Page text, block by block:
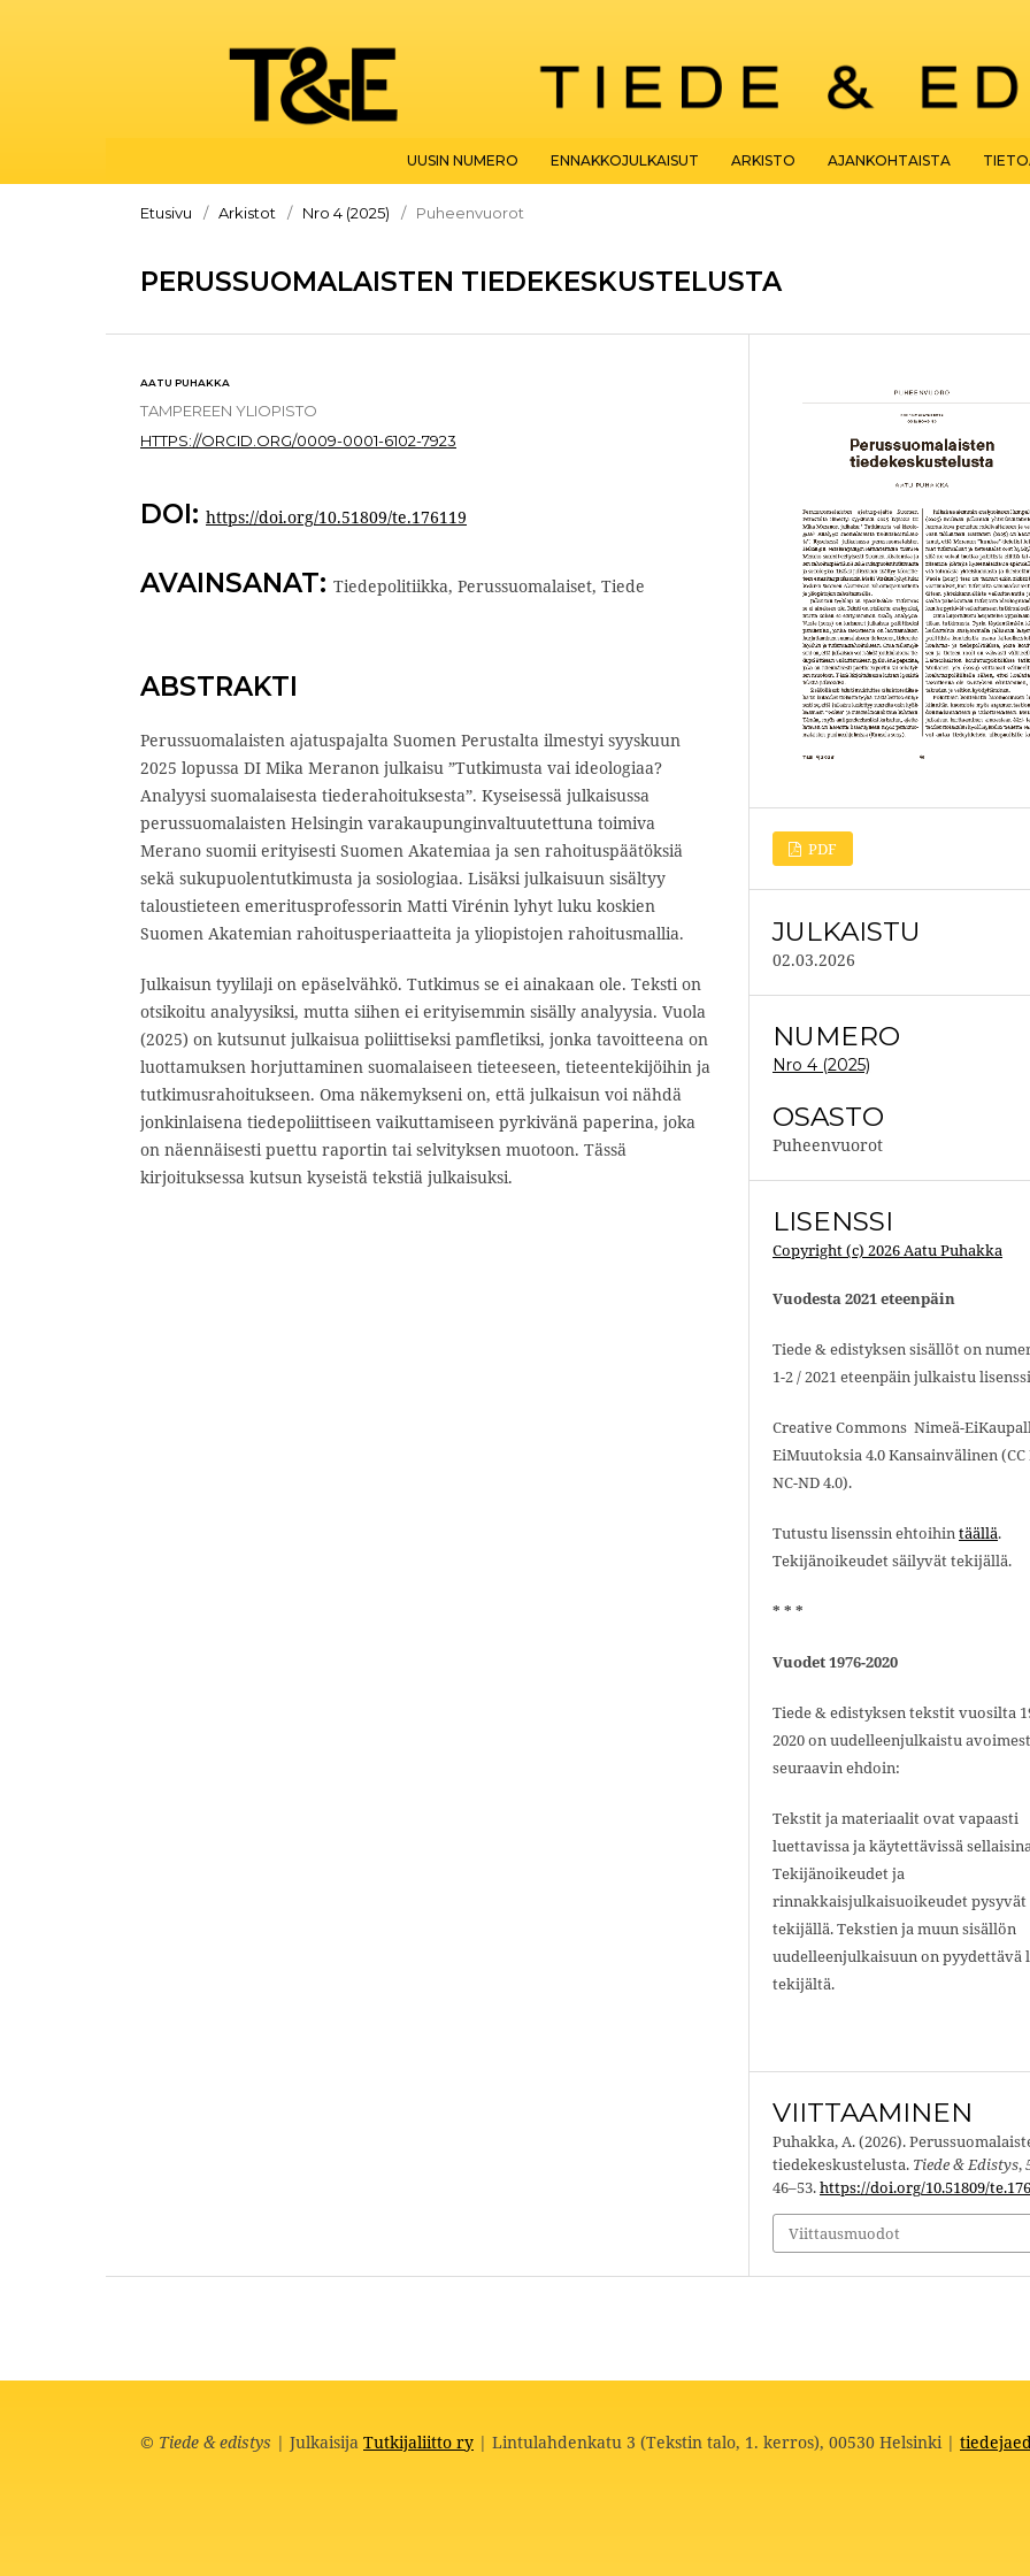
UUSIN NUMERO ENNAKKOJULKAISUT ARKISTO AJANKOHTAISTA
Etusivu / Arkistot / Nro 4 (2025) / Puheenvuorot
PERUSSUOMALAISTEN TIEDEKESKUSTELUSTA
AATU PUHAKKA
TAMPEREEN YLIOPISTO
HTTPS://ORCID.ORG/0009-0001-6102-7923
DOI: https://doi.org/10.51809/te.176119
AVAINSANAT: Tiedepolitiikka, Perussuomalaiset, Tiede
ABSTRAKTI
Perussuomalaisten ajatuspajalta Suomen Perustalta ilmestyi syyskuun
2025 lopussa DI Mika Meranon julkaisu ”Tutkimusta vai ideologiaa?
Analyysi suomalaisesta tiederahoituksesta”. Kyseisessä julkaisussa
perussuomalaisten Helsingin varakaupunginvaltuutettuna toimiva
Merano suomii erityisesti Suomen Akatemiaa ja sen rahoituspäätöksiä
sekä sukupuolentutkimusta ja sosiologiaa. Lisäksi julkaisuun sisältyy
taloustieteen emeritusprofessorin Matti Virénin lyhyt luku koskien
Suomen Akatemian rahoitusperiaatteita ja yliopistojen rahoitusmallia.
Julkaisun tyylilaji on epäselvähkö. Tutkimus se ei ainakaan ole. Teksti on
otsikoitu analyysiksi, mutta siihen ei erityisemmin sisälly analyysia. Vuola
(2025) on kutsunut julkaisua poliittiseksi pamfletiksi, jonka tavoitteena on
luottamuksen horjuttaminen suomalaiseen tieteeseen, tieteentekijöihin ja
tutkimusrahoitukseen. Oma näkemykseni on, että julkaisun voi nähdä
jonkinlaisena tiedepoliittiseen vaikuttamiseen pyrkivänä paperina, joka
on näennäisesti puettu raportin tai selvityksen muotoon. Tässä
kirjoituksessa kutsun kyseistä tekstiä julkaisuksi.
PDF
JULKAISTU
02.03.2026
NUMERO
Nro 4 (2025)
OSASTO
Puheenvuorot
LISENSSI
Copyright (c) 2026 Aatu Puhakka
Vuodesta 2021 eteenpäin
Tiede & edistyksen sisällöt on
1-2 / 2021 eteenpäin julkaistu
Creative Commons Nimeä-
EiMuutoksia 4.0 Kansainvälinen (CC
NC-ND 4.0).
Tutustu lisenssin ehtoihintäällä.
Tekijänoikeudet säilyvät tekijällä.
* * *
Vuodet 1976-2020
Tiede & edistyksen tekstit vuosilta
2020 on uudelleenjulkaistu
seuraavin ehdoin:
Tekstit ja materiaalit ovat vapaasti
luettavissa ja käytettävissä
Tekijänoikeudet ja
rinnakkaisjulkaisuoikeudet pysyvät
tekijällä. Tekstien ja muun sisällön
uudelleenjulkaisuun on pyydettävä
tekijältä.
VIITTAAMINEN
Puhakka, A. (2026).
tiedekeskustelusta. Tiede & Edistys,
46–53.https://doi.org/10.51809/
Viittausmuodot
© Tiede & edistys | Julkaisija Tutkijaliitto ry | Lintulahdenkatu 3 (Tekstin talo, 1. kerros), 00530 Helsinki |